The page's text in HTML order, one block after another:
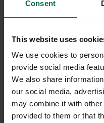
Consent
This website uses
We use cookies to
provide social media
We also share
our social media,
may combine it with
provided to them or that